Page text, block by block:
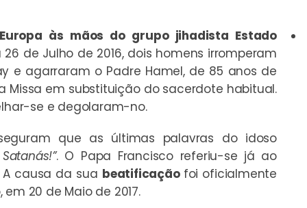
às mãos do grupo jihadista Estado
de Julho de 2016, dois homens irromperam
e agarraram o Padre Hamel, de 85 anos de
em substituição do sacerdote habitual.
se e degolaram-no.
que as últimas palavras do idoso
. O Papa Francisco referiu-se já ao
causa da sua beatificação foi oficialmente
20 de Maio de 2017.